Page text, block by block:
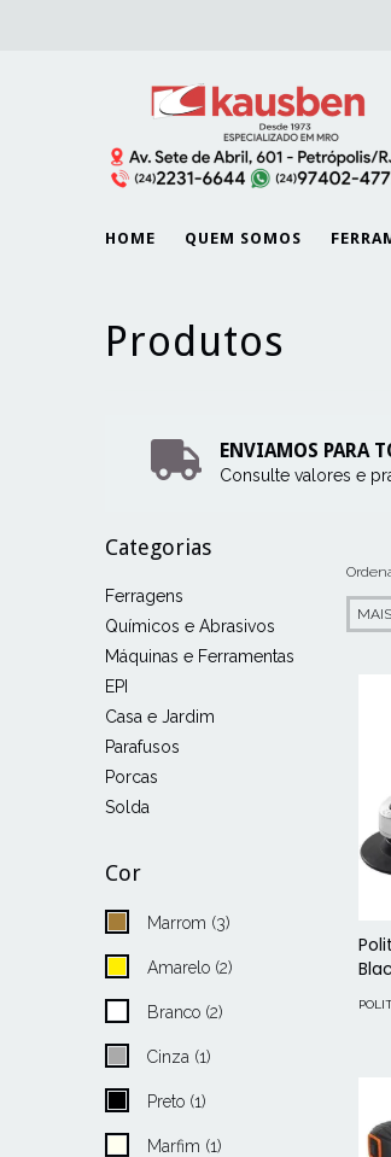
HOME QUEM SOMOS
Produtos
ENVIAMOS PARA
Consulte valores e
Categorias
Ferragens
Químicos e Abrasivos
Máquinas e Ferramentas
EPI
Casa e Jardim
Parafusos
Porcas
Solda
Cor
Marrom (3)
Amarelo (2)
Branco (2)
Cinza (1)
Preto (1)
Marfim (1)